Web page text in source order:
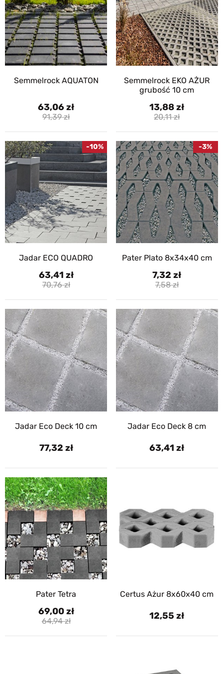
Semmelrock AQUATON
63,06
91,39
Semmelrock EKO AŻUR
grubość 10 cm
13,88
20,11
Jadar ECO QUADRO
63,41
70,76
-10%
Pater Plato 8x34x40 cm
7,32
7,58
-3%
Jadar Eco Deck 10 cm
77,32
Jadar Eco Deck 8 cm
63,41
Pater Tetra
69,00
64,94
Certus Ażur 8x60x40 cm
12,55